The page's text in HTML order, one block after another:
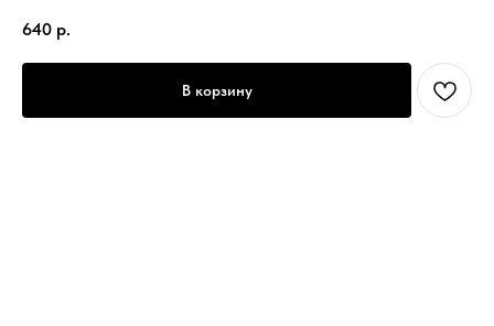
640 р.
В корзину